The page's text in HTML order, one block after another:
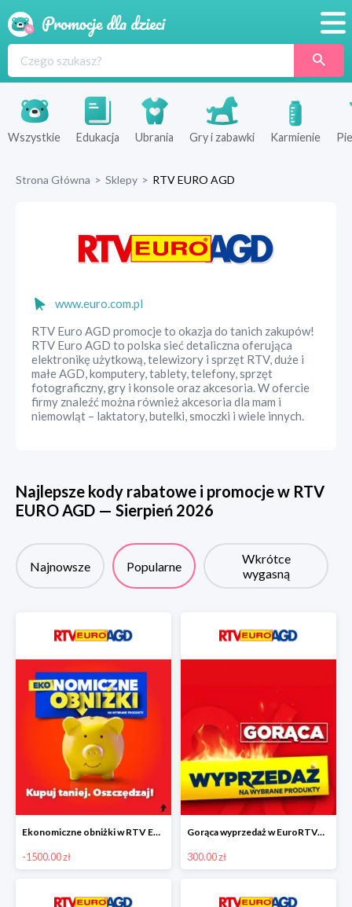
Produkty
Sklepy
Wszystkie Edukacja Ubrania Gry i zabawki Karmienie
Strona Główna > Sklepy > RTV EURO AGD
www.euro.com.pl
RTV Euro AGD promocje to okazja do tanich zakupów!
RTV Euro AGD to polska sieć detaliczna oferująca
elektronikę użytkową, telewizory i sprzęt RTV, duże i
małe AGD, komputery, tablety, telefony, sprzęt
fotograficzny, gry i konsole oraz akcesoria. W ofercie
firmy znaleźć można również akcesoria dla mam i
niemowląt – laktatory, butelki, smoczki i wiele innych.
Najlepsze kody rabatowe i promocje w RTV
EURO AGD — Sierpień 2026
Najnowsze Popularne
Wkrótce
wygasną
Ekonomiczne obniżki w RTV EURO AGD do -1500 zł
-1500.00 zł
Gorąca wyprzedaż w EuroRTVAGD
300.00 zł